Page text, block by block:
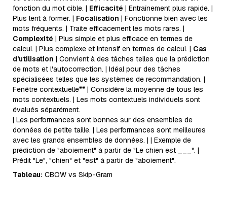
fonction du mot cible. | Efficacité | Entraînement plus rapide. |
Plus lent à former. | Focalisation | Fonctionne bien avec les
mots fréquents. | Traite efficacement les mots rares. |
Complexité | Plus simple et plus efficace en termes de
calcul. | Plus complexe et intensif en termes de calcul. | Cas
d'utilisation | Convient à des tâches telles que la prédiction
de mots et l'autocorrection. | Idéal pour des tâches
spécialisées telles que les systèmes de recommandation. |
Fenêtre contextuelle** | Considère la moyenne de tous les
mots contextuels. | Les mots contextuels individuels sont
évalués séparément.
| Les performances sont bonnes sur des ensembles de
données de petite taille. | Les performances sont meilleures
avec les grands ensembles de données. | | Exemple de
prédiction de "aboiement" à partir de "Le chien est ___". |
Prédit "Le", "chien" et "est" à partir de "aboiement".
Tableau: CBOW vs Skip-Gram